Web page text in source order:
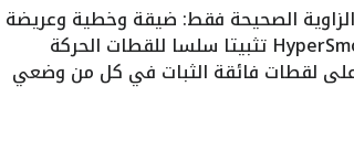
الصحيحة فقط: ضيقة وخطية وعريضة
وأقصى عرض فائق لتلك اللقطات الواسعة للغاية. يوفر HyperSmooth تثبيتا سلسا للقطات الحركة
على لقطات فائقة الثبات في كل من وضعي